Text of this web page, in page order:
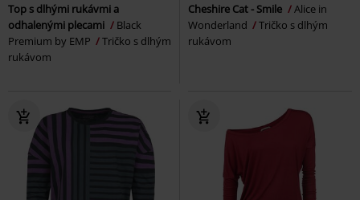
Top s dlhými rukávmi a
odhalenými plecami
Black
Premium by EMP
Tričko s dlhým
rukávom
Cheshire Cat - Smile
Alice in
Wonderland
Tričko s dlhým
rukávom